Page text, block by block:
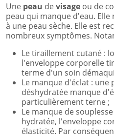
Une peau devisage ou de
peau qui manque d'eau.
à une peau sèche. Elle est
nombreux symptômes.
Le tiraillement cutané :
l'enveloppe corporelle
terme d'un soin
Le manque d'éclat : une
déshydratée manque
particulièrement terne ;
Le manque de
hydratée, l'enveloppe
élasticité. Par